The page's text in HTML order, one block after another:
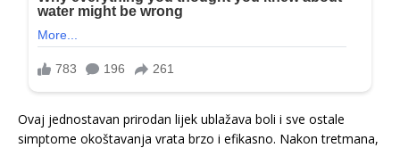
Ovaj jednostavan prirodan lijek ublažava boli i sve ostale
simptome okoštavanja vrata brzo i efikasno. Nakon tretmana,